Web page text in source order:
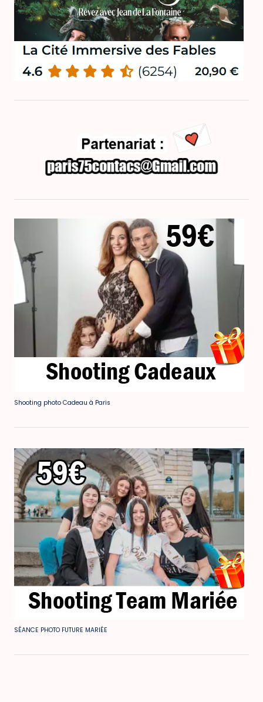
Shooting photo Cadeau à Paris
SÉANCE PHOTO FUTURE MARIÉE